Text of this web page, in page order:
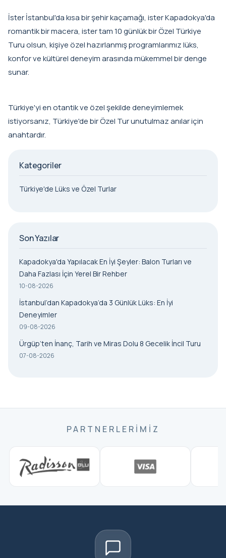
İster İstanbul'da kısa bir şehir kaçamağı, ister Kapadokya'da
romantik bir macera, ister tam 10 günlük bir Özel Türkiye
Turu olsun, kişiye özel hazırlanmış programlarımız lüks,
konfor ve kültürel deneyim arasında mükemmel bir denge
sunar.
Türkiye'yi en otantik ve özel şekilde deneyimlemek
istiyorsanız, Türkiye'de bir Özel Tur unutulmaz anılar için
anahtardır.
Kategoriler
Türkiye'de Lüks ve Özel Turlar
Son Yazılar
Kapadokya'da Yapılacak En İyi Şeyler: Balon Turları ve
Daha Fazlası İçin Yerel Bir Rehber
10-08-2026
İstanbul’dan Kapadokya’da 3 Günlük Lüks: En İyi
Deneyimler
09-08-2026
Ürgüp’ten İnanç, Tarih ve Miras Dolu 8 Gecelik İncil Turu
07-08-2026
PARTNERLERIMIZ